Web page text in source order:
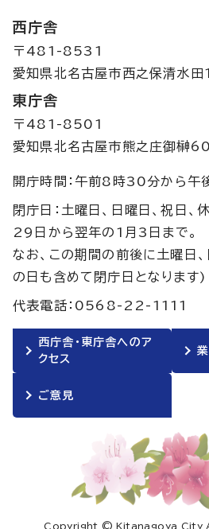
西庁舎
〒481-8531
愛知県北名古屋市西之保清水
東庁舎
〒481-8501
愛知県北名古屋市熊之庄御榊
開庁時間：午前8時30分から午
閉庁日：土曜日、日曜日、祝日
29日から翌年の1月3日まで。
なお、この期間の前後に土曜日
の日も含めて閉庁日となります)
代表電話：0568-22-1111
西庁舎・東庁舎へのア
クセス
ご意見
Copyright © Kitanagoya City